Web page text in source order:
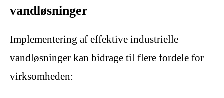
vandløsninger
Implementering af effektive industrielle
vandløsninger kan bidrage til flere fordele for
virksomheden: